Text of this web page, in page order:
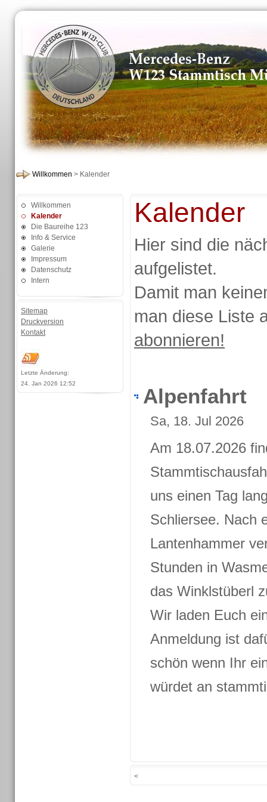
Willkommen > Kalender
Willkommen
Kalender
Die Baureihe 123
Info & Service
Galerie
Impressum
Datenschutz
Intern
Sitemap
Druckversion
Kontakt
Letzte Änderung:
24. Jan 2026 12:52
Kalender
Hier sind die
aufgelistet.
Damit man
man diese Liste
abonnieren!
Alpenfahrt
Sa, 18. Jul 2026
Am 18.07.2026
uns einen Tag
Schliersee. Nach
Lantenhammer
Stunden in
das Winklstüberl
Wir laden Euch
Anmeldung ist
schön wenn Ihr
würdet an
<